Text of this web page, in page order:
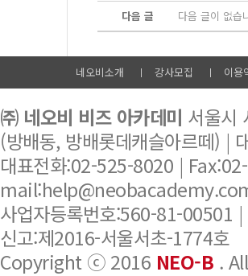
다음 글
다음 글이 없습
네오비소개 강사모집 이용
㈜ 네오비 비즈 아카데미 서울시
(방배동, 방배롯데캐슬아르떼) |
대표전화:02-525-8020 |
사업자등록번호:560-81-00501
신고:제2016-서울서초-1774호
Copyright ⓒ 2016 NEO-B .